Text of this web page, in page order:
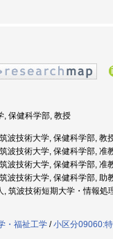
, 保健科学部, 教授
波技術大学, 保健科学部, 教
波技術大学, 保健科学部, 准
波技術大学, 保健科学部, 准
波技術大学, 保健科学部, 助
, 筑波技術短期大学・情報処
・福祉工学 /小区分09060: